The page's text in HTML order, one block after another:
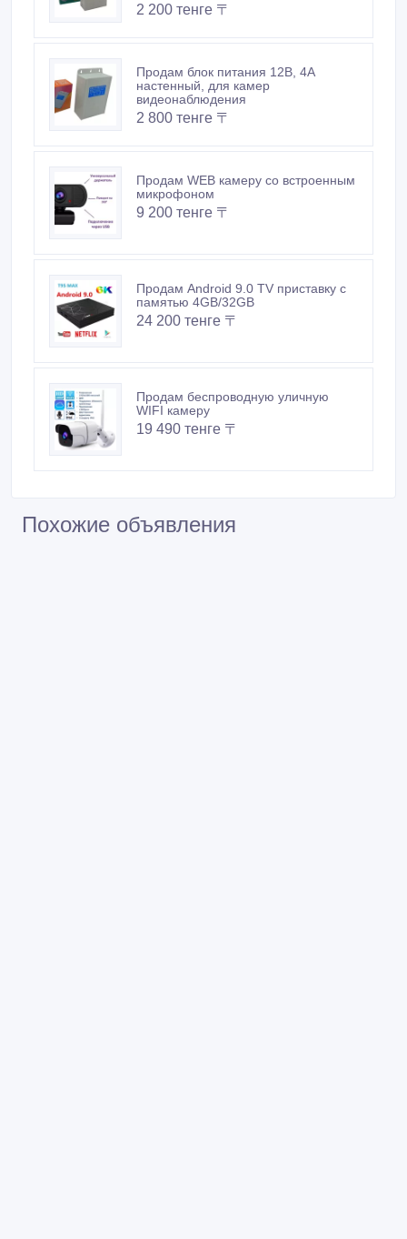
2 200 тенге 〒
Продам блок питания 12В, 4А
настенный, для камер
видеонаблюдения
2 800 тенге 〒
Продам WEB камеру со встроенным
микрофоном
9 200 тенге 〒
Продам Android 9.0 TV приставку с
памятью 4GB/32GB
24 200 тенге 〒
Продам беспроводную уличную
WIFI камеру
19 490 тенге 〒
Похожие объявления